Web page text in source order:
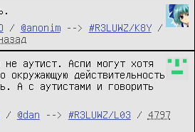
/ @anonim--> #R3LUWZ/K8Y/
не аутист. Аспи могут хотя
окружающую действительность
А с аутистами и говорить
/ @dan --> #R3LUWZ/L03 / 4797